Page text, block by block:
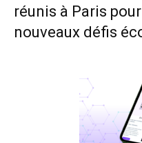
réunis à Paris
nouveaux défis